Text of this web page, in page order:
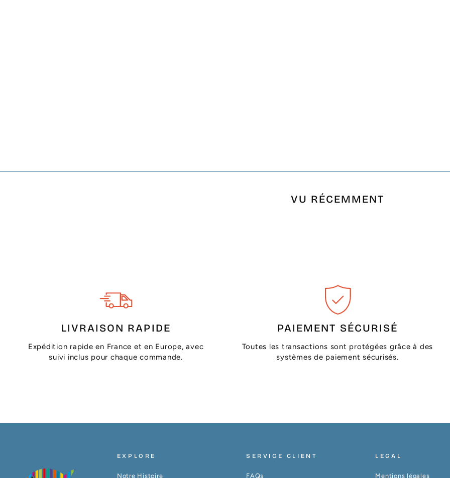
VU RÉCEMMENT
LIVRAISON RAPIDE
Expédition rapide en France et en Europe, avec
suivi inclus pour chaque commande.
PAIEMENT SÉCURISÉ
Toutes les transactions sont protégées grâce à des
systèmes de paiement sécurisés.
EXPLORE
Notre Histoire
SERVICE CLIENT
FAQs
LEGAL
Mentions légales